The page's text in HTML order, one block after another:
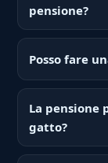
pensione?
Posso fare
La pensione
gatto?